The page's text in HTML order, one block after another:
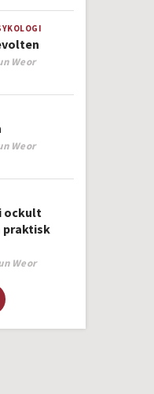
Weor
Weor
ockult
praktisk
Weor